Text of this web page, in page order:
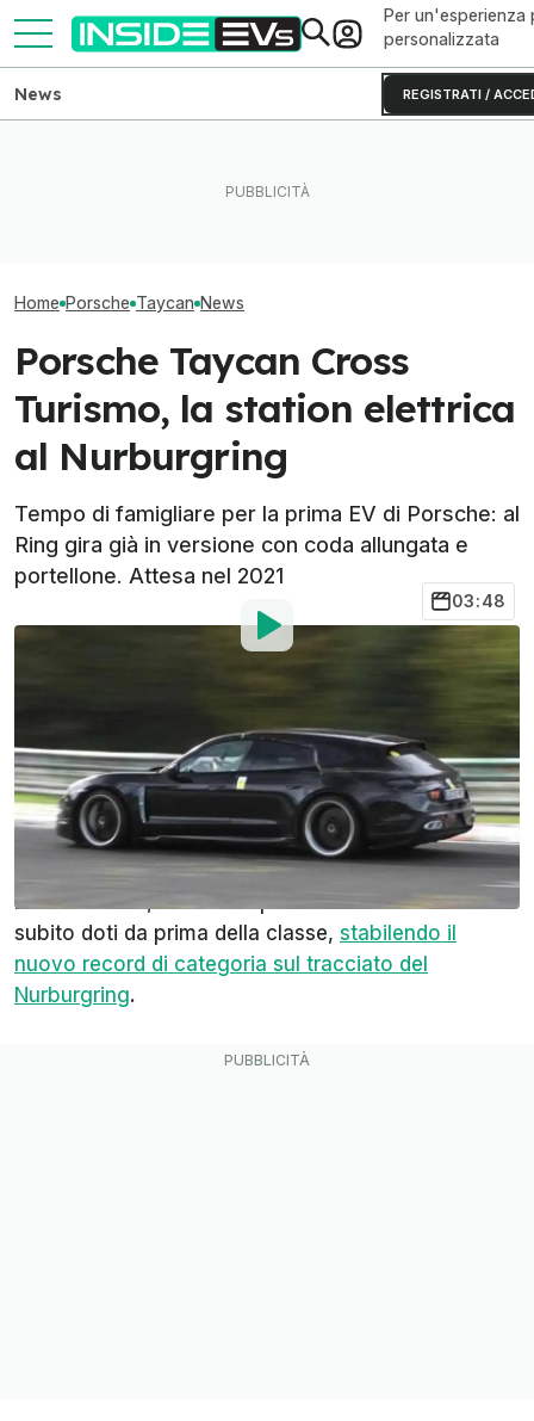
Per un'esperienza
personalizzata
REGISTRATI /
News
Home Porsche Taycan News
Porsche Taycan Cross
Turismo, la station elettrica
al Nurburgring
Tempo di famigliare per la prima EV di Porsche: al
Ring gira già in versione con coda allungata e
portellone. Attesa nel 2021
03:48
Aggiungi InsideEVs alle
fonti preferite su Google
Porsche Taycanha fatto un bel parlare di sé.
Non solo perché è la prima elettrica della Casa di
Zuffenhausen, ma anche perché ha dimostrato
subito doti da prima della classe, stabilendo il
nuovo record di categoria sul tracciato del
Nurburgring.